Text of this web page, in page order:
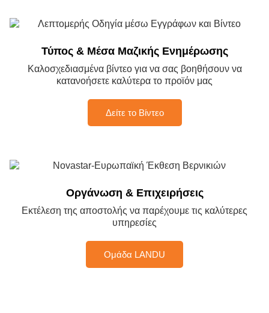
Τύπος & Μέσα Μαζικής Ενημέρωσης
Καλοσχεδιασμένα βίντεο για να σας βοηθήσουν να
κατανοήσετε καλύτερα το προϊόν μας
Δείτε το Βίντεο
Οργάνωση & Επιχειρήσεις
Εκτέλεση της αποστολής να παρέχουμε τις καλύτερες
υπηρεσίες
Ομάδα LANDU